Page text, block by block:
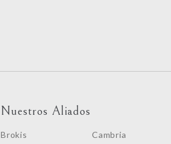
Nuestros Aliados
Brokis
Cambria